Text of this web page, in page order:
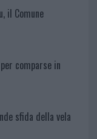
il Comune
comparse in
sfida della vela